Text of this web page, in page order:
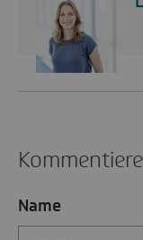
Name